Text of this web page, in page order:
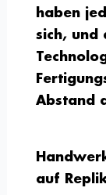
haben
sich, und
Abstand
auf